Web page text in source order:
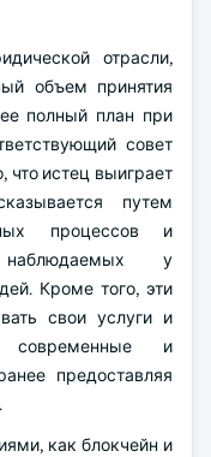
отрасли,
объем принятия
полный план при
совет
что истец выиграет
путем
процессов и
наблюдаемых у
Кроме того, эти
свои услуги и
современные и
предоставляя
как блокчейн и